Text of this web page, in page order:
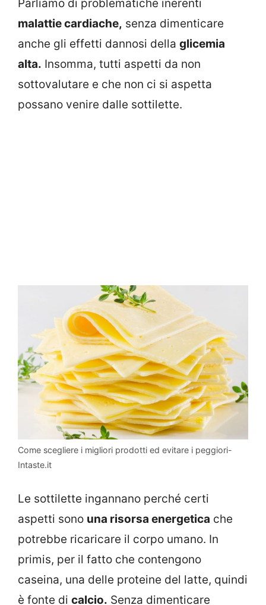
Parliamo di problematiche inerenti
malattie cardiache, senza dimenticare
anche gli effetti dannosi della glicemia
alta. Insomma, tutti aspetti da non
sottovalutare e che non ci si aspetta
possano venire dalle sottilette.
Come scegliere i migliori prodotti ed evitare i peggiori-
Intaste.it
Le sottilette ingannano perché certi
aspetti sono una risorsa energetica che
potrebbe ricaricare il corpo umano. In
primis, per il fatto che contengono
caseina, una delle proteine del latte, quindi
è fonte di calcio. Senza dimenticare